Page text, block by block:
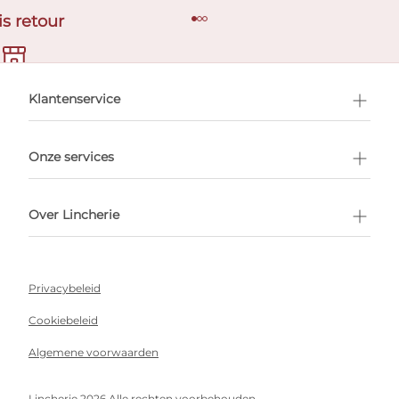
retour
afspraak
Klantenservice
Onze services
Over Lincherie
Privacybeleid
Cookiebeleid
Algemene voorwaarden